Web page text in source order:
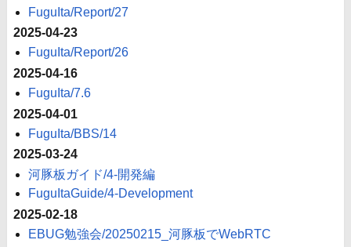
FuguIta/Report/27
2025-04-23
FuguIta/Report/26
2025-04-16
FuguIta/7.6
2025-04-01
FuguIta/BBS/14
2025-03-24
河豚板ガイド/4-開発編
FuguItaGuide/4-Development
2025-02-18
EBUG勉強会/20250215_河豚板でWebRTC